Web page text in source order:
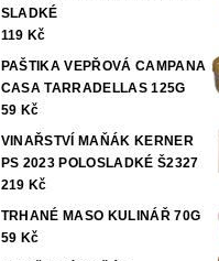
SLADKÉ
119 Kč
PAŠTIKA VEPŘOVÁ CAMPANA
CASA TARRADELLAS 125G
59 Kč
VINAŘSTVÍ MAŇÁK KERNER
PS 2023 POLOSLADKÉ Š2327
219 Kč
TRHANÉ MASO KULINÁŘ 70G
59 Kč